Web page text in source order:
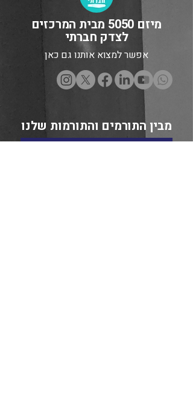
מיזם 5050 מבית המרכזים
לצדק חברתי
אפשר למצוא אותנו גם כאן
מבין התורמים והתורמות שלנו